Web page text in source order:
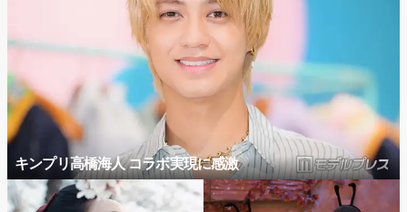
キンプリ高橋海人 コラボ実現に感激